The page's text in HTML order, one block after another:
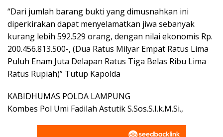
“Dari jumlah barang bukti yang dimusnahkan ini
diperkirakan dapat menyelamatkan jiwa sebanyak
kurang lebih 592.529 orang, dengan nilai ekonomis Rp.
200.456.813.500-, (Dua Ratus Milyar Empat Ratus Lima
Puluh Enam Juta Delapan Ratus Tiga Belas Ribu Lima
Ratus Rupiah)” Tutup Kapolda
KABIDHUMAS POLDA LAMPUNG
Kombes Pol Umi Fadilah Astutik S.Sos.S.I.k.M.Si.,